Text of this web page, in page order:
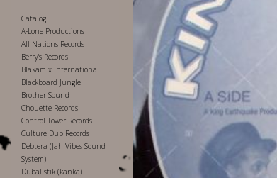
Catalog
A-Lone Productions
All Nations Records
Berry's Records
Blakamix International
Blackboard Jungle
Brother Sound
Chouette Records
Control Tower Records
Culture Dub Records
Debtera (Jah Vibes Sound
System)
Dubalistik (kanka)